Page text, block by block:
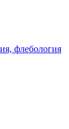
флебология